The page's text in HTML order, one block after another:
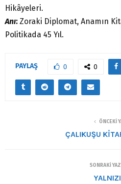
Hikâyeleri.
Anı: Zoraki Diplomat, Anamın
Politikada 45 Yıl.
PAYLAŞ 0 0
ÖNCEKI
ÇALIKUŞU
SONRAKI YAZI